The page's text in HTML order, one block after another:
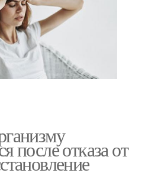
после отказа от